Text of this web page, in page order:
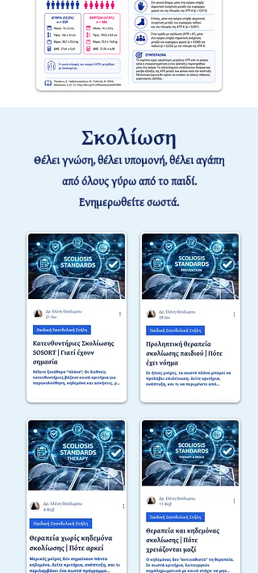
Σκολίωση
Θέλει γνώση, θέλει υπομονή, θέλει αγάπη
από όλους γύρω από το παιδί.
Ενημερωθείτε σωστά.